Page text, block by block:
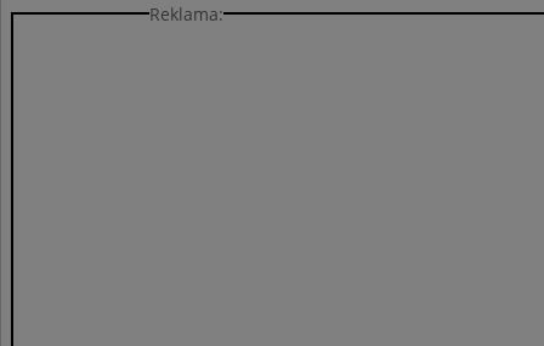
Reklama: